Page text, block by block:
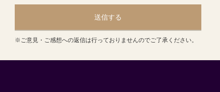
送信する
※ご意見・ご感想への返信は行っておりませんのでご了承ください。